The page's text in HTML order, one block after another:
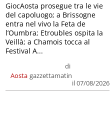
Aosta
di
gazzettamatin
il 07/08/2026
GiocAosta prosegue tra le vie
del capoluogo; a Brissogne
entra nel vivo la Feta de
l’Oumbra; Etroubles ospita la
Veillà; a Chamois tocca al
Festival A...